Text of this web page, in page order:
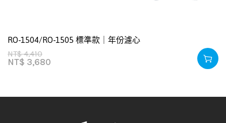
RO-1504/RO-1505 標準款｜年份濾心
NT$4,410
NT$ 3,680